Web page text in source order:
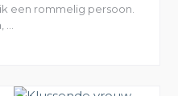
een rommelig persoon.
de